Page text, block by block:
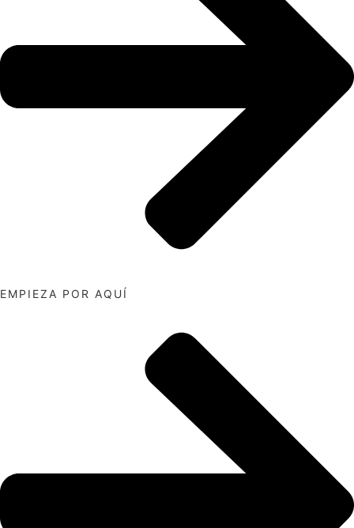
EMPIEZA POR AQUÍ